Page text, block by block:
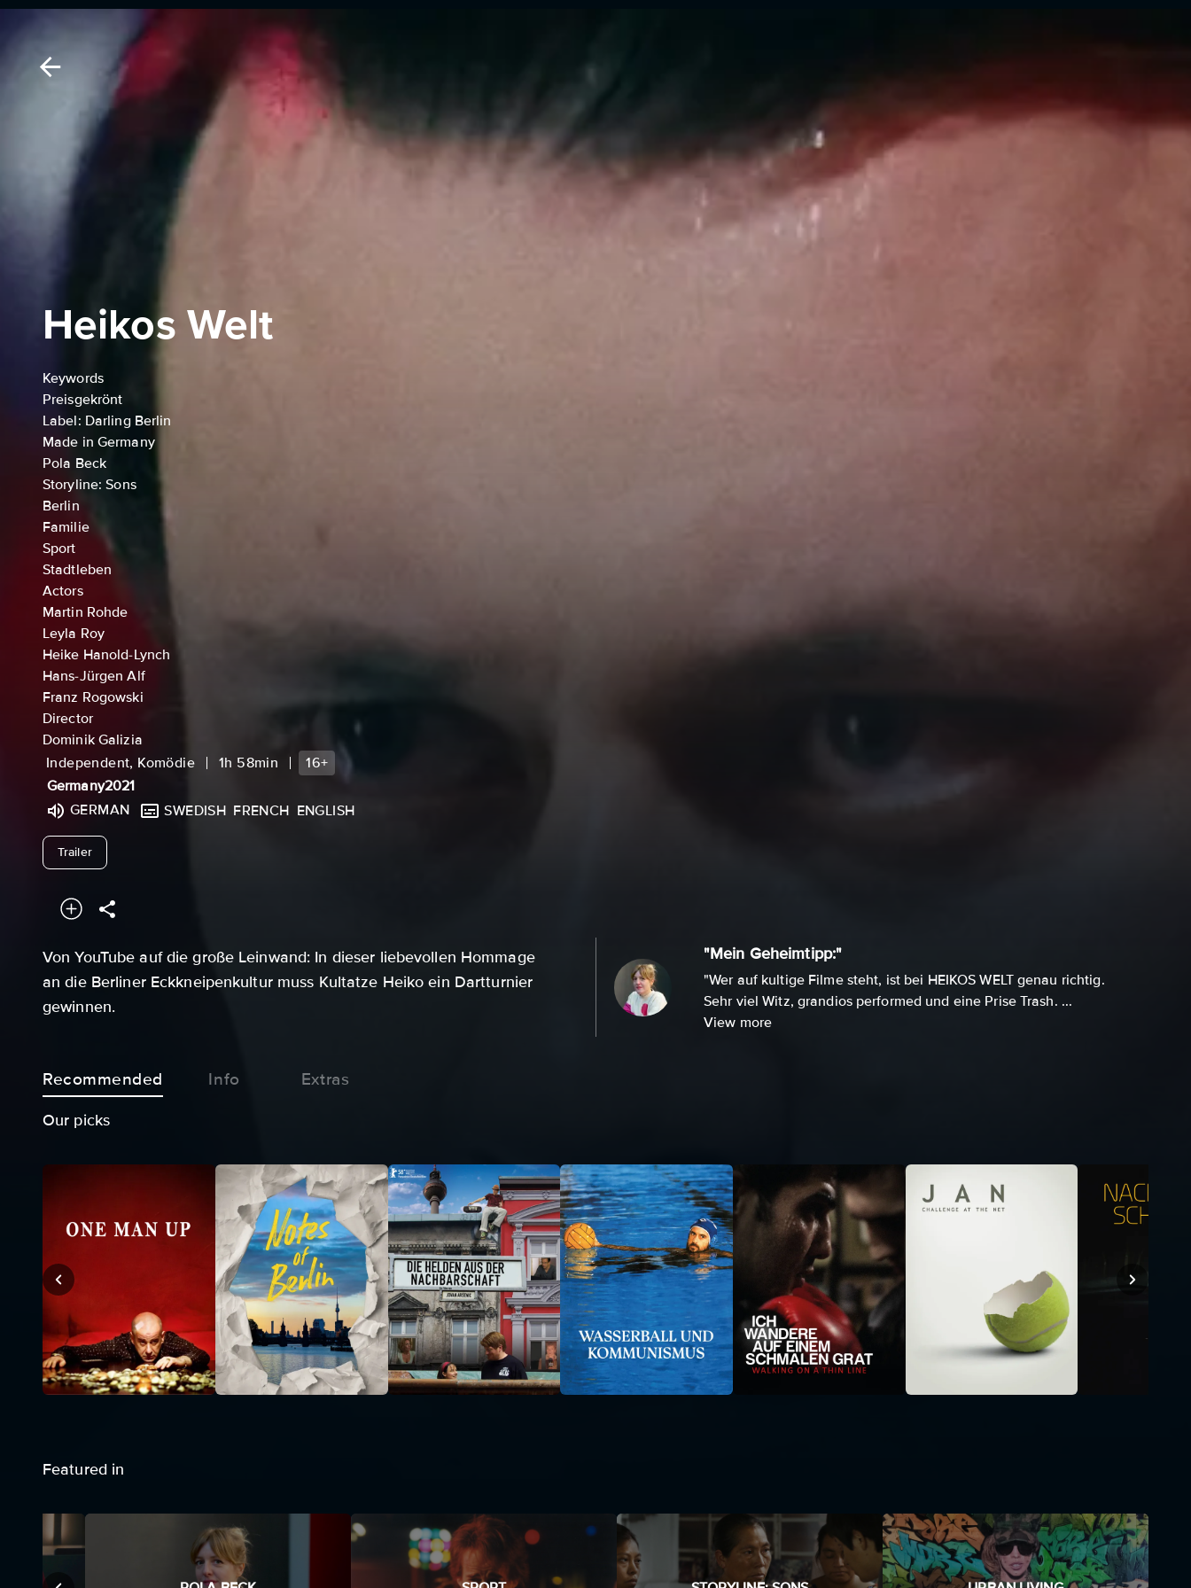
Heikos Welt
Keywords
Preisgekrönt
Label: Darling Berlin
Made in Germany
Pola Beck
Storyline: Sons
Berlin
Familie
Sport
Stadtleben
Actors
Martin Rohde
Leyla Roy
Heike Hanold-Lynch
Hans-Jürgen Alf
Franz Rogowski
Director
Dominik Galizia
Independent, Komödie
1h 58min
16+
Germany2021
GERMAN
SWEDISH FRENCH ENGLISH
Trailerundefined
Von YouTube auf die große Leinwand: In dieser liebevollen Hommage
an die Berliner Eckkneipenkultur muss Kultatze Heiko ein Dartturnier
gewinnen.
"Mein Geheimtipp:"
"Wer auf kultige Filme steht, ist bei HEIKOS WELT genau richtig.
Sehr viel Witz, grandios performed und eine Prise Trash. ...
View more
Recommended Info Extras
Our picks
Featured in